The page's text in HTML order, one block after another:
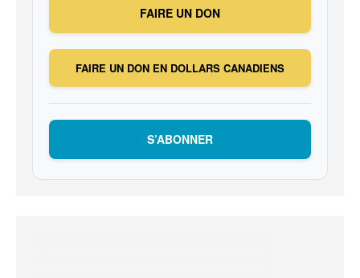
FAIRE UN DON
FAIRE UN DON EN DOLLARS CANADIENS
S’ABONNER